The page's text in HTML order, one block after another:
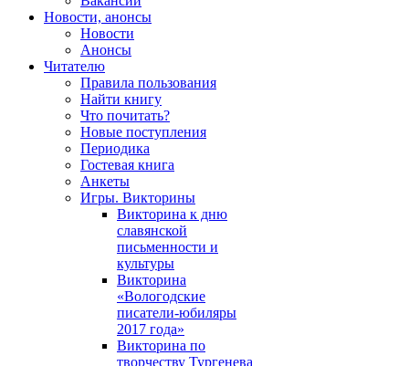
Новости, анонсы
Новости
Анонсы
Читателю
Правила пользования
Найти книгу
Что почитать?
Новые поступления
Периодика
Гостевая книга
Анкеты
Игры. Викторины
Викторина к дню
славянской
письменности и
культуры
Викторина
«Вологодские
писатели-юбиляры
2017 года»
Викторина по
творчеству Тургенева